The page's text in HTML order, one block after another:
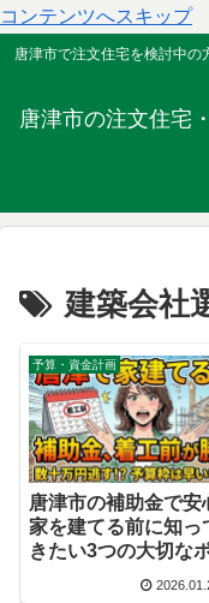
コンテンツへスキップ
唐津市で注文住宅を検討中
唐津市の注文住宅
建築会社
予算・資金計画
唐津市の補助金で安
家を建てる前に知っ
きたい3つの大切な